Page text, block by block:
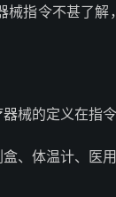
械指令不甚了
械的定义在指
盒、体温计、医